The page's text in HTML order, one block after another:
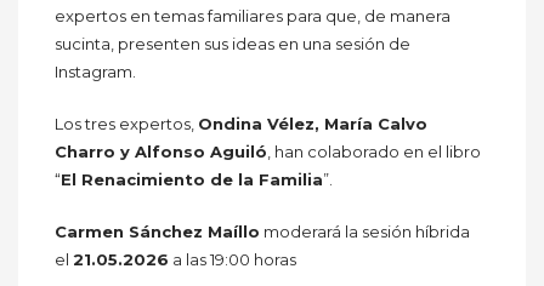
expertos en temas familiares para que, de manera
sucinta, presenten sus ideas en una sesión de
Instagram.
Los tres expertos, Ondina Vélez, María Calvo
Charro y Alfonso Aguiló, han colaborado en el libro
“El Renacimiento de la Familia”.
Carmen Sánchez Maíllo moderará la sesión híbrida
el 21.05.2026 a las 19:00 horas